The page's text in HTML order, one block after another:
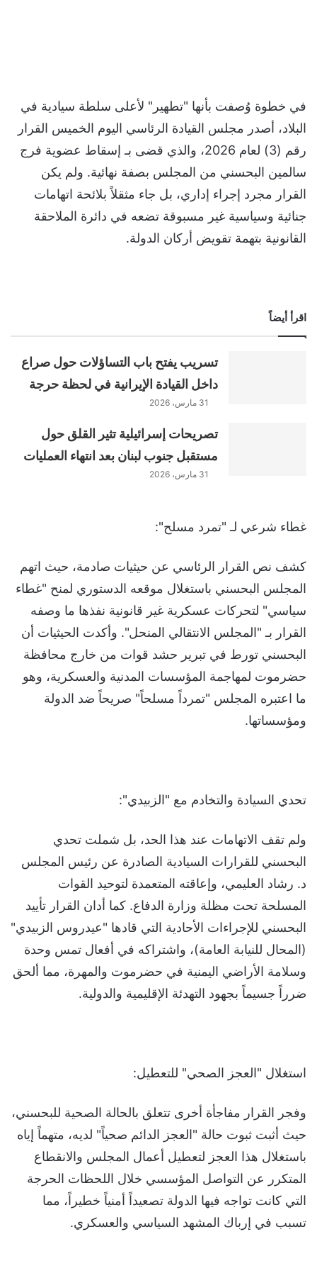
في خطوة وُصفت بأنها "تطهير" لأعلى سلطة سيادية في
البلاد، أصدر مجلس القيادة الرئاسي اليوم الخميس القرار
رقم (3) لعام 2026، والذي قضى بـ إسقاط عضوية فرج
سالمين البحسني من المجلس بصفة نهائية. ولم يكن
القرار مجرد إجراء إداري، بل جاء مثقلاً بلائحة اتهامات
جنائية وسياسية غير مسبوقة تضعه في دائرة الملاحقة
القانونية بتهمة تقويض أركان الدولة.
اقرأ أيضاً
تسريب يفتح باب التساؤلات حول صراع
داخل القيادة الإيرانية في لحظة حرجة
31 مارس، 2026
تصريحات إسرائيلية تثير القلق حول
مستقبل جنوب لبنان بعد انتهاء العمليات
31 مارس، 2026
غطاء شرعي لـ "تمرد مسلح":
كشف نص القرار الرئاسي عن حيثيات صادمة، حيث اتهم
المجلس البحسني باستغلال موقعه الدستوري لمنح "غطاء
سياسي" لتحركات عسكرية غير قانونية نفذها ما وصفه
القرار بـ "المجلس الانتقالي المنحل". وأكدت الحيثيات أن
البحسني تورط في تبرير حشد قوات من خارج محافظة
حضرموت لمهاجمة المؤسسات المدنية والعسكرية، وهو
ما اعتبره المجلس "تمرداً مسلحاً" صريحاً ضد الدولة
ومؤسساتها.
تحدي السيادة والتخادم مع "الزبيدي":
ولم تقف الاتهامات عند هذا الحد، بل شملت تحدي
البحسني للقرارات السيادية الصادرة عن رئيس المجلس
د. رشاد العليمي، وإعاقته المتعمدة لتوحيد القوات
المسلحة تحت مظلة وزارة الدفاع. كما أدان القرار تأييد
البحسني للإجراءات الأحادية التي قادها "عيدروس الزبيدي"
(المحال للنيابة العامة)، واشتراكه في أفعال تمس وحدة
وسلامة الأراضي اليمنية في حضرموت والمهرة، مما ألحق
ضرراً جسيماً بجهود التهدئة الإقليمية والدولية.
استغلال "العجز الصحي" للتعطيل:
وفجر القرار مفاجأة أخرى تتعلق بالحالة الصحية للبحسني،
حيث أثبت ثبوت حالة "العجز الدائم صحياً" لديه، متهماً إياه
باستغلال هذا العجز لتعطيل أعمال المجلس والانقطاع
المتكرر عن التواصل المؤسسي خلال اللحظات الحرجة
التي كانت تواجه فيها الدولة تصعيداً أمنياً خطيراً، مما
تسبب في إرباك المشهد السياسي والعسكري.